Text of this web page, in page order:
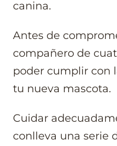
canina.
Antes de
compañero de
poder cumplir con
tu nueva mascota.
Cuidar
conlleva una serie